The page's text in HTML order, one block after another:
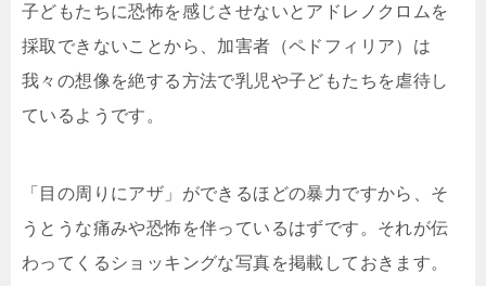
子どもたちに恐怖を感じさせないとアドレノクロムを
採取できないことから、加害者（ペドフィリア）は
我々の想像を絶する方法で乳児や子どもたちを虐待し
ているようです。
「目の周りにアザ」ができるほどの暴力ですから、そ
うとうな痛みや恐怖を伴っているはずです。それが伝
わってくるショッキングな写真を掲載しておきます。